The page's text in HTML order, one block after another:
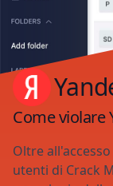
Come violare
Oltre
utenti di Crack